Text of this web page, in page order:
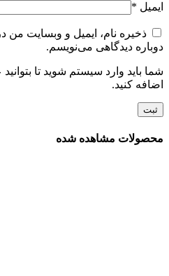
ایمیل *
ذخیره نام، ایمیل و وبسایت من
دوباره دیدگاهی می‌نویسم.
شما باید وارد سیستم شوید تا
اضافه کنید.
محصولات مشاهده شده